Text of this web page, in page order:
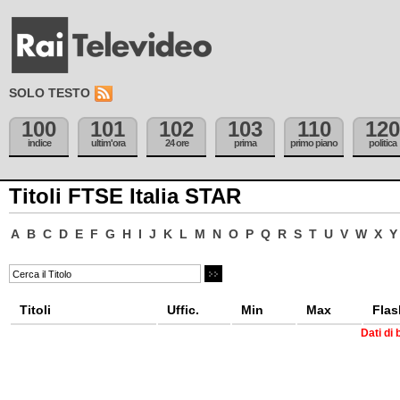
SOLO TESTO
100
indice
101
ultim'ora
102
24 ore
103
prima
110
primo piano
120
politica
Titoli FTSE Italia STAR
A B C D E F G H I J K L M N O P Q R S T U V W X Y
Titoli Uffic. Min Max
Dati di